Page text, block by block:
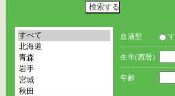
血液型
生年(西暦)
年齢